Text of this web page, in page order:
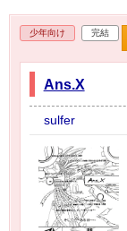
少年向け 完結
Ans.X
sulfer